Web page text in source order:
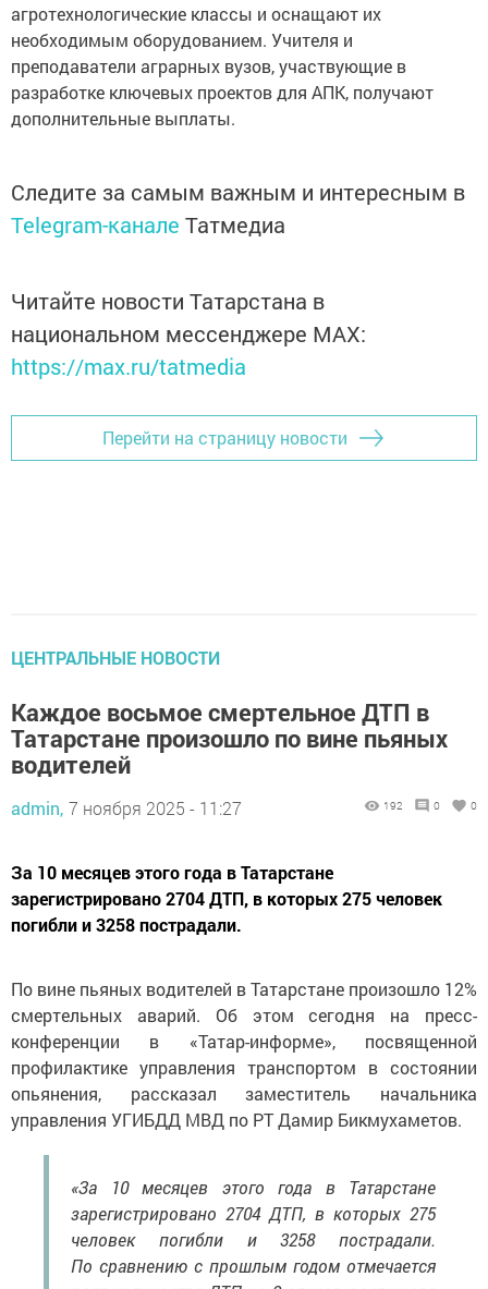
агротехнологические классы и оснащают их
необходимым оборудованием. Учителя и
преподаватели аграрных вузов, участвующие в
разработке ключевых проектов для АПК, получают
дополнительные выплаты.
Следите за самым важным и интересным в
Telegram-канале Татмедиа
Читайте новости Татарстана в
национальном мессенджере MАХ:
https://max.ru/tatmedia
Перейти на страницу новости
ЦЕНТРАЛЬНЫЕ НОВОСТИ
Каждое восьмое смертельное ДТП в
Татарстане произошло по вине пьяных
водителей
admin, 7 ноября 2025 - 11:27 192 0 0
За 10 месяцев этого года в Татарстане
зарегистрировано 2704 ДТП, в которых 275 человек
погибли и 3258 пострадали.
По вине пьяных водителей в Татарстане произошло 12%
смертельных аварий. Об этом сегодня на пресс-
конференции в «Татар-информе», посвященной
профилактике управления транспортом в состоянии
опьянения, рассказал заместитель начальника
управления УГИБДД МВД по РТ Дамир Бикмухаметов.
«За 10 месяцев этого года в Татарстане
зарегистрировано 2704 ДТП, в которых 275
человек погибли и 3258 пострадали.
По сравнению с прошлым годом отмечается